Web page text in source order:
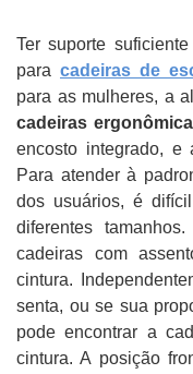
Ter suporte
para cadeiras de
para as mulheres, a
cadeiras
encosto integrado,
Para atender à
dos usuários, é
diferentes
cadeiras com
cintura.
senta, ou se sua
pode encontrar a
cintura. A posição